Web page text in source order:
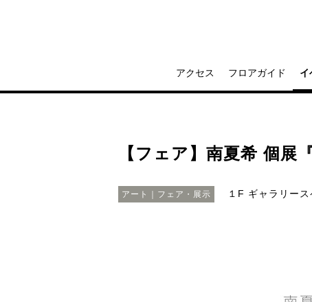
アクセス フロアガイド イ
【フェア】南夏希 個展
アート｜フェア・展示 １F ギャラリース